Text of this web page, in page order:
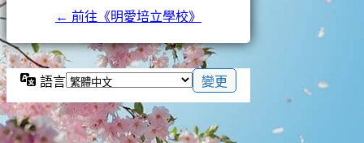
← 前往《明愛培立學校》
語言